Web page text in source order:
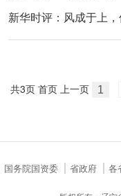
新华时评：风成于上，
共3页 首页 上一页 1
国务院国资委 省政府 各